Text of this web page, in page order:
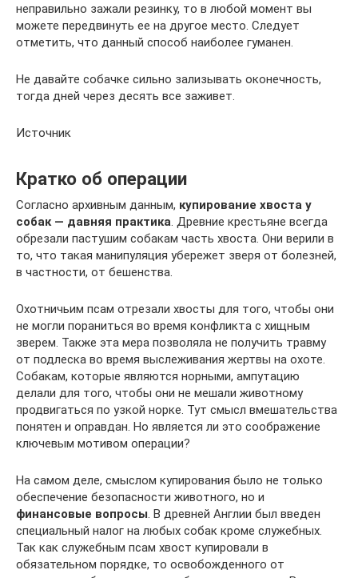
неправильно зажали резинку, то в любой момент вы
можете передвинуть ее на другое место. Следует
отметить, что данный способ наиболее гуманен.
Не давайте собачке сильно зализывать оконечность,
тогда дней через десять все заживет.
Источник
Кратко об операции
Согласно архивным данным, купирование хвоста у
собак — давняя практика. Древние крестьяне всегда
обрезали пастушим собакам часть хвоста. Они верили в
то, что такая манипуляция убережет зверя от болезней,
в частности, от бешенства.
Охотничьим псам отрезали хвосты для того, чтобы они
не могли пораниться во время конфликта с хищным
зверем. Также эта мера позволяла не получить травму
от подлеска во время выслеживания жертвы на охоте.
Собакам, которые являются норными, ампутацию
делали для того, чтобы они не мешали животному
продвигаться по узкой норке. Тут смысл вмешательства
понятен и оправдан. Но является ли это соображение
ключевым мотивом операции?
На самом деле, смыслом купирования было не только
обеспечение безопасности животного, но и
финансовые вопросы. В древней Англии был введен
специальный налог на любых собак кроме служебных.
Так как служебным псам хвост купировали в
обязательном порядке, то освобожденного от